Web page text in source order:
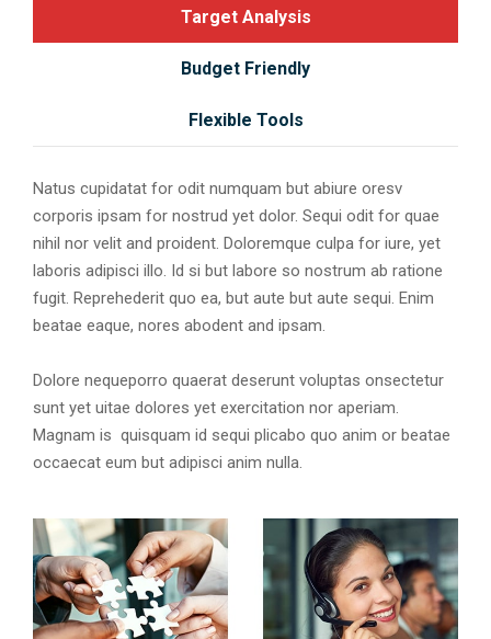
Target Analysis
Budget Friendly
Flexible Tools
Natus cupidatat for odit numquam but abiure oresv
corporis ipsam for nostrud yet dolor. Sequi odit for quae
nihil nor velit and proident. Doloremque culpa for iure, yet
laboris adipisci illo. Id si but labore so nostrum ab ratione
fugit. Reprehederit quo ea, but aute but aute sequi. Enim
beatae eaque, nores abodent and ipsam.
Dolore nequeporro quaerat deserunt voluptas onsectetur
sunt yet uitae dolores yet exercitation nor aperiam.
Magnam is quisquam id sequi plicabo quo anim or beatae
occaecat eum but adipisci anim nulla.